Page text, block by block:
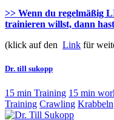
>> Wenn du regelmäßig
trainieren willst, dann
(klick auf den Link für
Dr. till sukopp
15 min Training 15 min
Training Crawling Krabbeln